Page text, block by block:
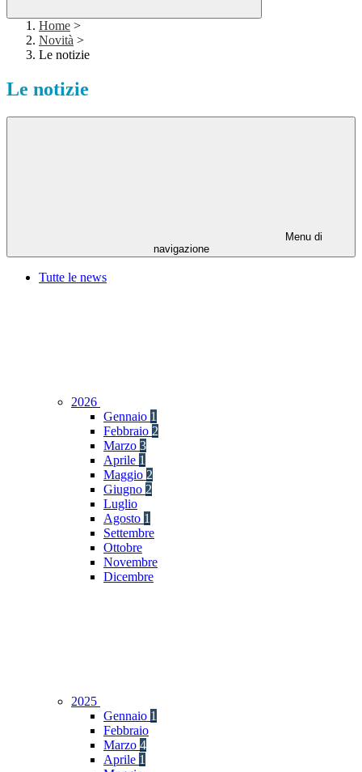
Home >
Novità >
Le notizie
Le notizie
Menu di
navigazione
Tutte le news
2026
Gennaio 1
Febbraio 2
Marzo 3
Aprile 1
Maggio 2
Giugno 2
Luglio
Agosto 1
Settembre
Ottobre
Novembre
Dicembre
2025
Gennaio 1
Febbraio
Marzo 4
Aprile 1